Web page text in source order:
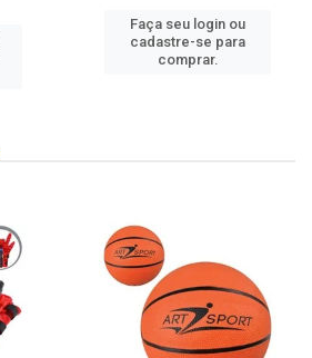
Faça seu login ou
cadastre-se para
comprar.